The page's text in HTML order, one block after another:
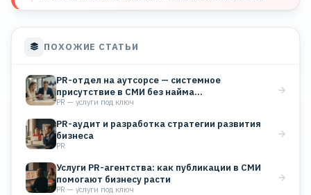
ПОХОЖИЕ СТАТЬИ
PR-отдел на аутсорсе — системное
присутствие в СМИ без найма…
PR — услуги под ключ
PR-аудит и разработка стратегии развития
бизнеса
PR
Услуги PR-агентства: как публикации в СМИ
помогают бизнесу расти
PR — услуги под ключ